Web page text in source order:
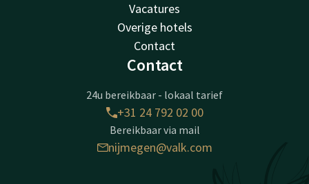
Vacatures
Overige hotels
Contact
Contact
24u bereikbaar - lokaal tarief
+31 24 792 02 00
Bereikbaar via mail
nijmegen@valk.com